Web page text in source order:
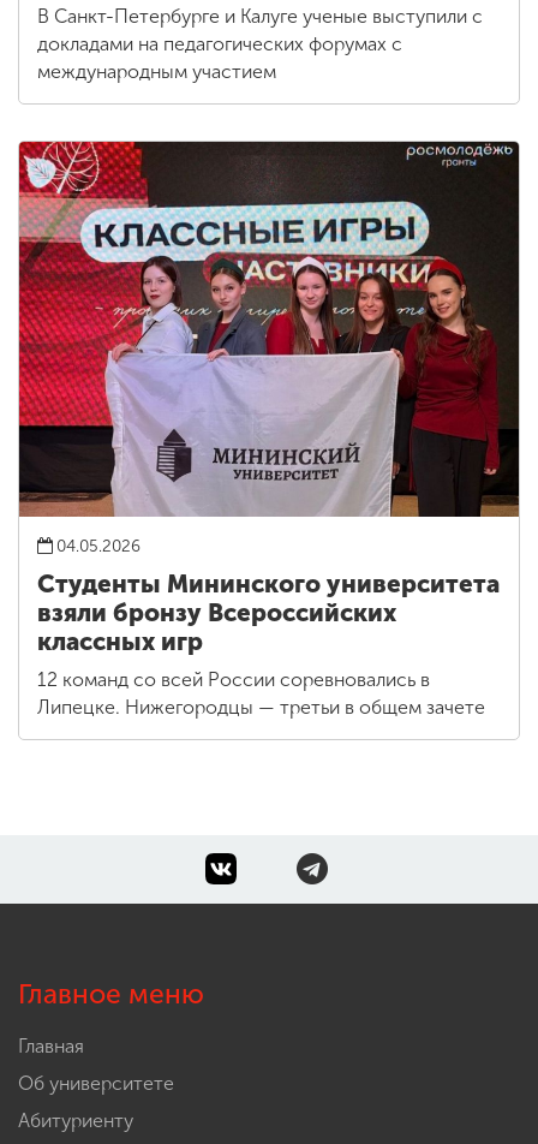
В Санкт-Петербурге и Калуге ученые выступили с
докладами на педагогических форумах с
международным участием
04.05.2026
Студенты Мининского университета
взяли бронзу Всероссийских
классных игр
12 команд со всей России соревновались в
Липецке. Нижегородцы — третьи в общем зачете
Главное меню
Главная
Об университете
Абитуриенту